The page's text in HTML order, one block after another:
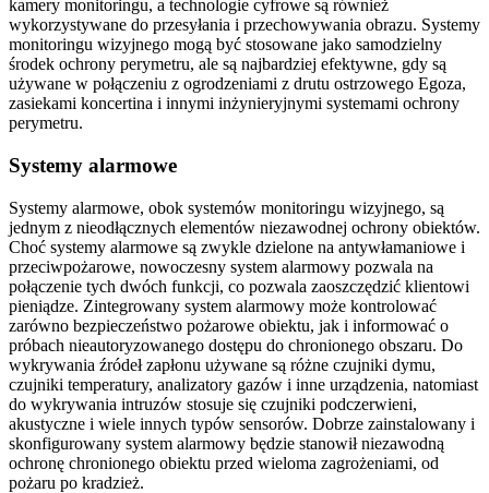
kamery monitoringu, a technologie cyfrowe są również
wykorzystywane do przesyłania i przechowywania obrazu. Systemy
monitoringu wizyjnego mogą być stosowane jako samodzielny
środek ochrony perymetru, ale są najbardziej efektywne, gdy są
używane w połączeniu z ogrodzeniami z drutu ostrzowego Egoza,
zasiekami koncertina i innymi inżynieryjnymi systemami ochrony
perymetru.
Systemy alarmowe
Systemy alarmowe, obok systemów monitoringu wizyjnego, są
jednym z nieodłącznych elementów niezawodnej ochrony obiektów.
Choć systemy alarmowe są zwykle dzielone na antywłamaniowe i
przeciwpożarowe, nowoczesny system alarmowy pozwala na
połączenie tych dwóch funkcji, co pozwala zaoszczędzić klientowi
pieniądze. Zintegrowany system alarmowy może kontrolować
zarówno bezpieczeństwo pożarowe obiektu, jak i informować o
próbach nieautoryzowanego dostępu do chronionego obszaru. Do
wykrywania źródeł zapłonu używane są różne czujniki dymu,
czujniki temperatury, analizatory gazów i inne urządzenia, natomiast
do wykrywania intruzów stosuje się czujniki podczerwieni,
akustyczne i wiele innych typów sensorów. Dobrze zainstalowany i
skonfigurowany system alarmowy będzie stanowił niezawodną
ochronę chronionego obiektu przed wieloma zagrożeniami, od
pożaru po kradzież.